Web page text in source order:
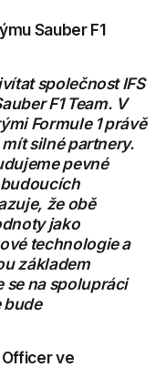
Sauber F1
společnost IFS
F1 Team. V
Formule 1 právě
silné partnery.
pevné
že obě
jako
technologie a
základem
se na spolupráci
bude
ve